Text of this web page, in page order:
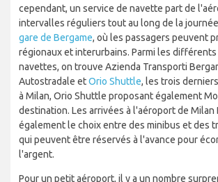
cependant, un service de navette part de
intervalles réguliers tout au long de la
gare de Bergame, où les passagers peuvent
régionaux et interurbains. Parmi les
navettes, on trouve Azienda Transporti
Autostradale etOrio Shuttle, les trois
à Milan, Orio Shuttle proposant également
destination. Les arrivées à l'aéroport de Milan
également le choix entre des minibus et des
qui peuvent être réservés à l'avance pour
l'argent.
Pour un petit aéroport, il y a un nombre